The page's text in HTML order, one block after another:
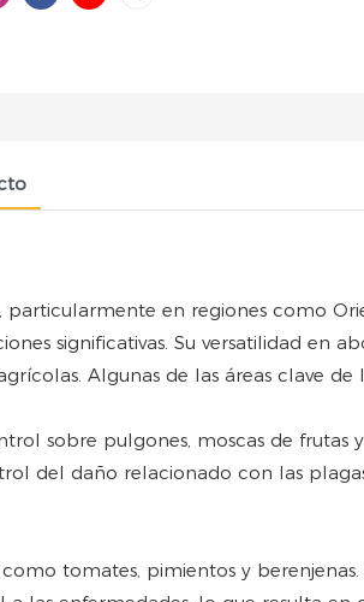
en regiones como
significativas. Su versatilidad en
Algunas de las áreas clave
sobre pulgones, moscas de frutas
del daño relacionado con las
tomates, pimientos y